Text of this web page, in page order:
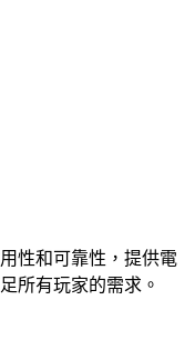
性和可靠性，提供電
所有玩家的需求。